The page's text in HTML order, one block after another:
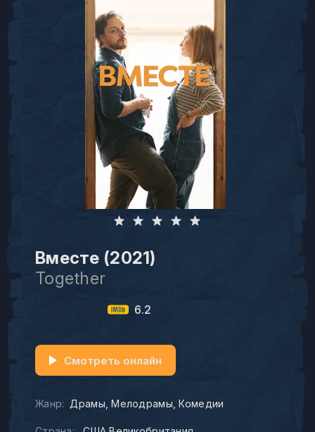
Вместе (2021)
Together
6.2
Жанр: Драмы Мелодрамы Комедии
Смотреть онлайн